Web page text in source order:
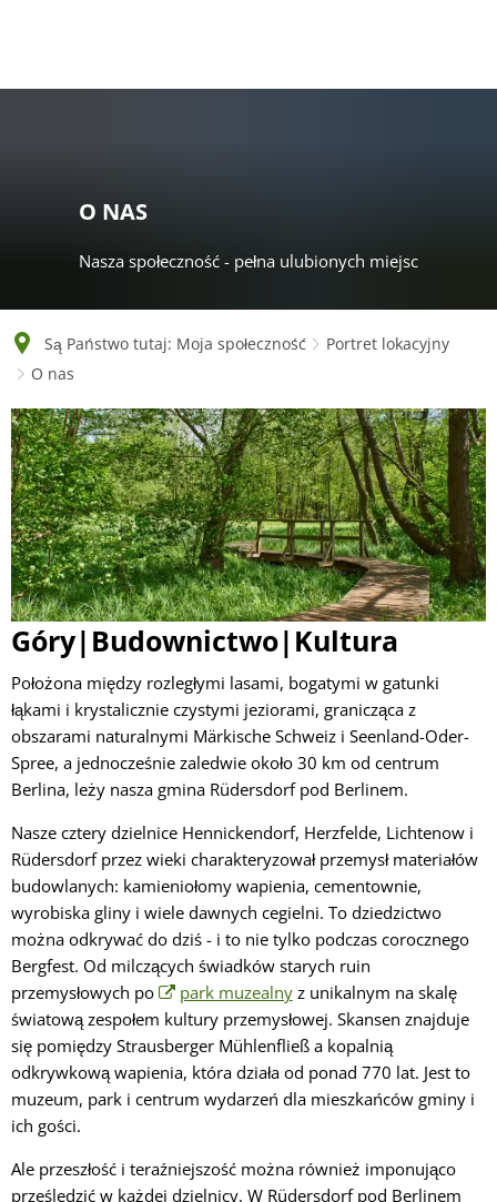
Deutsch
O NAS
Nasza społeczność - pełna ulubionych miejsc
Są Państwo tutaj: Moja społeczność
Portret lokacyjny
O nas
O
nas
Góry|Budownictwo|Kultura
Położona między rozległymi lasami, bogatymi w gatunki
łąkami i krystalicznie czystymi jeziorami, granicząca z
obszarami naturalnymi Märkische Schweiz i Seenland-Oder-
Spree, a jednocześnie zaledwie około 30 km od centrum
Berlina, leży nasza gmina Rüdersdorf pod Berlinem.
Nasze cztery dzielnice Hennickendorf, Herzfelde, Lichtenow i
Rüdersdorf przez wieki charakteryzował przemysł materiałów
budowlanych: kamieniołomy wapienia, cementownie,
wyrobiska gliny i wiele dawnych cegielni. To dziedzictwo
można odkrywać do dziś - i to nie tylko podczas corocznego
Bergfest. Od milczących świadków starych ruin
przemysłowych po
park muzealnyz unikalnym na skalę
światową zespołem kultury przemysłowej. Skansen znajduje
się pomiędzy Strausberger Mühlenfließ a kopalnią
odkrywkową wapienia, która działa od ponad 770 lat. Jest to
muzeum, park i centrum wydarzeń dla mieszkańców gminy i
ich gości.
Ale przeszłość i teraźniejszość można również imponująco
prześledzić w każdej dzielnicy. W Rüdersdorf pod Berlinem